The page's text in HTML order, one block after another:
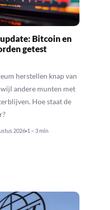
Bitcoin en
getest
herstellen knap van
andere munten met
Hoe staat de
2026 1 – 3 min